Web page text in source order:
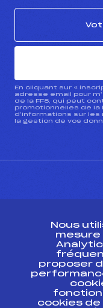
En cliquant sur «
adresse email pour
de la FFS, qui peut
promotionnelles de la
d’informations sur
la gestion de vos
Ressources
Pass’Neige
Projet sportif
Projet de
Nous
mesure
proposer
cookies de